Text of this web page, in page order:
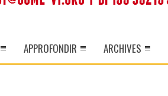
APPROFONDIR ARCHIVES